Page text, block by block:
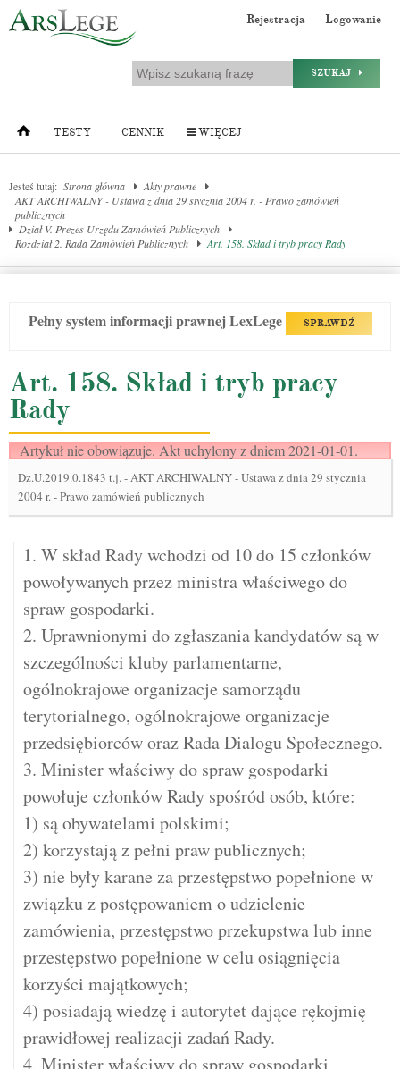
Rejestracja Logowanie
SZUKAJ
TESTY CENNIK WIĘCEJ
Jesteś tutaj: Strona główna
Akty prawne
AKT ARCHIWALNY - Ustawa z dnia 29 stycznia 2004 r. - Prawo zamówień
publicznych
Dział V. Prezes Urzędu Zamówień Publicznych
Rozdział 2. Rada Zamówień Publicznych
Art. 158. Skład i tryb pracy Rady
Pełny system informacji prawnej LexLege SPRAWDŹ
Art. 158. Skład i tryb pracy
Rady
Artykuł nie obowiązuje. Akt uchylony z dniem 2021-01-01.
Dz.U.2019.0.1843 t.j.-AKT ARCHIWALNY - Ustawa z dnia 29 stycznia
2004 r. - Prawo zamówień publicznych
1. W skład Rady wchodzi od 10 do 15 członków
powoływanych przez ministra właściwego do
spraw gospodarki.
2. Uprawnionymi do zgłaszania kandydatów są w
szczególności kluby parlamentarne,
ogólnokrajowe organizacje samorządu
terytorialnego, ogólnokrajowe organizacje
przedsiębiorców oraz Rada Dialogu Społecznego.
3. Minister właściwy do spraw gospodarki
powołuje członków Rady spośród osób, które:
1) są obywatelami polskimi;
2) korzystają z pełni praw publicznych;
3) nie były karane za przestępstwo popełnione w
związku z postępowaniem o udzielenie
zamówienia, przestępstwo przekupstwa lub inne
przestępstwo popełnione w celu osiągnięcia
korzyści majątkowych;
4) posiadają wiedzę i autorytet dające rękojmię
prawidłowej realizacji zadań Rady.
4. Minister właściwy do spraw gospodarki